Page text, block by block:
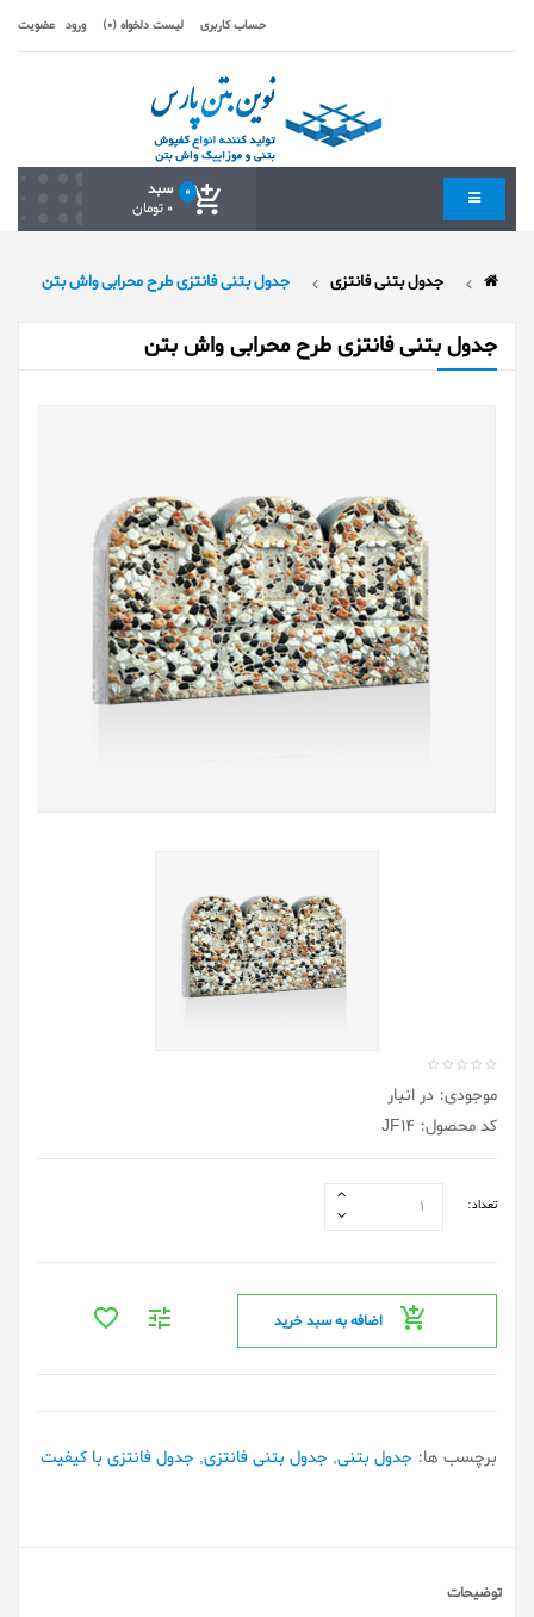
حساب کاربری لیست دلخواه (0) ورود عضویت
سبد 0
0 تومان
جدول بتنی فانتزی جدول بتنی فانتزی طرح محرابی واش بتن
جدول بتنی فانتزی طرح محرابی واش بتن
موجودی: در انبار
کد محصول: JF14
تعداد:
اضافه به سبد خرید
برچسب ها: جدول بتنی, جدول بتنی فانتزی, جدول فانتزی با کیفیت
توضیحات